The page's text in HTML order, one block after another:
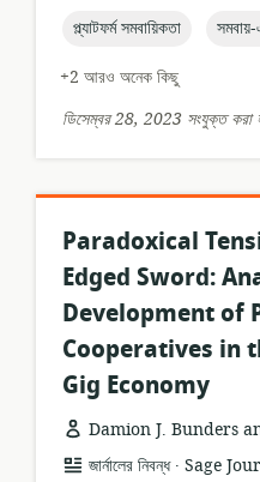
topic:
প্ল্যাটফর্ম সমবায়িকতা topic:
সমবায়-
+2 আরও অনেক কিছু
ডিসেম্বর 28, 2023 সংযুক্ত করা
Paradoxical
Edged Sword:
Development of
Cooperatives in
Gig Economy
Damion J. Bunders
তথ্যসম্পদের
জার্নালের নিবন্ধ .
প্রকাশক:
Sage